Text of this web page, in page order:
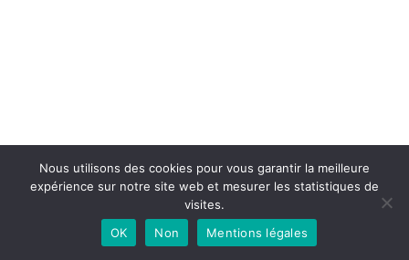
Nous utilisons des cookies pour vous garantir la meilleure
expérience sur notre site web et mesurer les statistiques de
visites.
OK
Non Mentions légales